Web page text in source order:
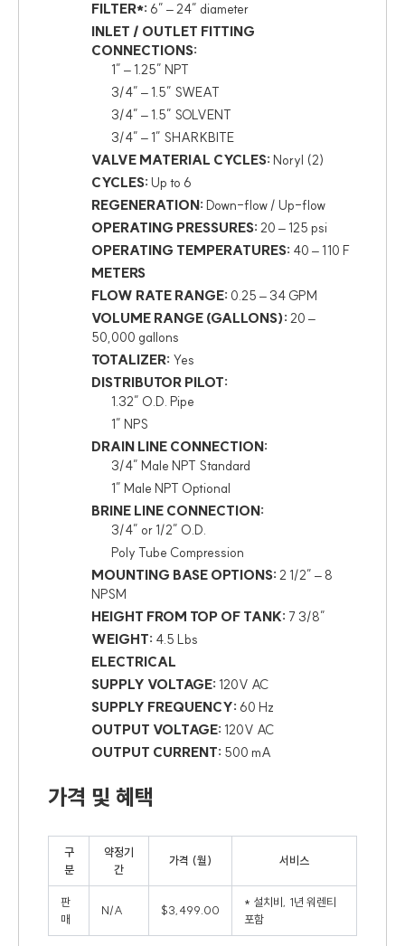
FILTER*: 6″ – 24″ diameter
INLET / OUTLET FITTING
CONNECTIONS:
1″ – 1.25″ NPT
3/4″ – 1.5″ SWEAT
3/4″ – 1.5″ SOLVENT
3/4″ – 1″ SHARKBITE
VALVE MATERIAL CYCLES: Noryl (2)
CYCLES: Up to 6
REGENERATION: Down-flow / Up-flow
OPERATING PRESSURES: 20 – 125 psi
OPERATING TEMPERATURES: 40 – 110 F
METERS
FLOW RATE RANGE: 0.25 – 34 GPM
VOLUME RANGE (GALLONS): 20 –
50,000 gallons
TOTALIZER: Yes
DISTRIBUTOR PILOT:
1.32″ O.D. Pipe
1″ NPS
DRAIN LINE CONNECTION:
3/4″ Male NPT Standard
1″ Male NPT Optional
BRINE LINE CONNECTION:
3/4″ or 1/2″ O.D.
Poly Tube Compression
MOUNTING BASE OPTIONS: 2 1/2″ – 8
NPSM
HEIGHT FROM TOP OF TANK: 7 3/8″
WEIGHT: 4.5 Lbs
ELECTRICAL
SUPPLY VOLTAGE: 120V AC
SUPPLY FREQUENCY: 60 Hz
OUTPUT VOLTAGE: 120V AC
OUTPUT CURRENT: 500 mA
가격 및 혜택
구
분
약정기
간
가격 (월) 서비스
판
매
N/A $3,499.00
* 설치비, 1년 워렌티
포함